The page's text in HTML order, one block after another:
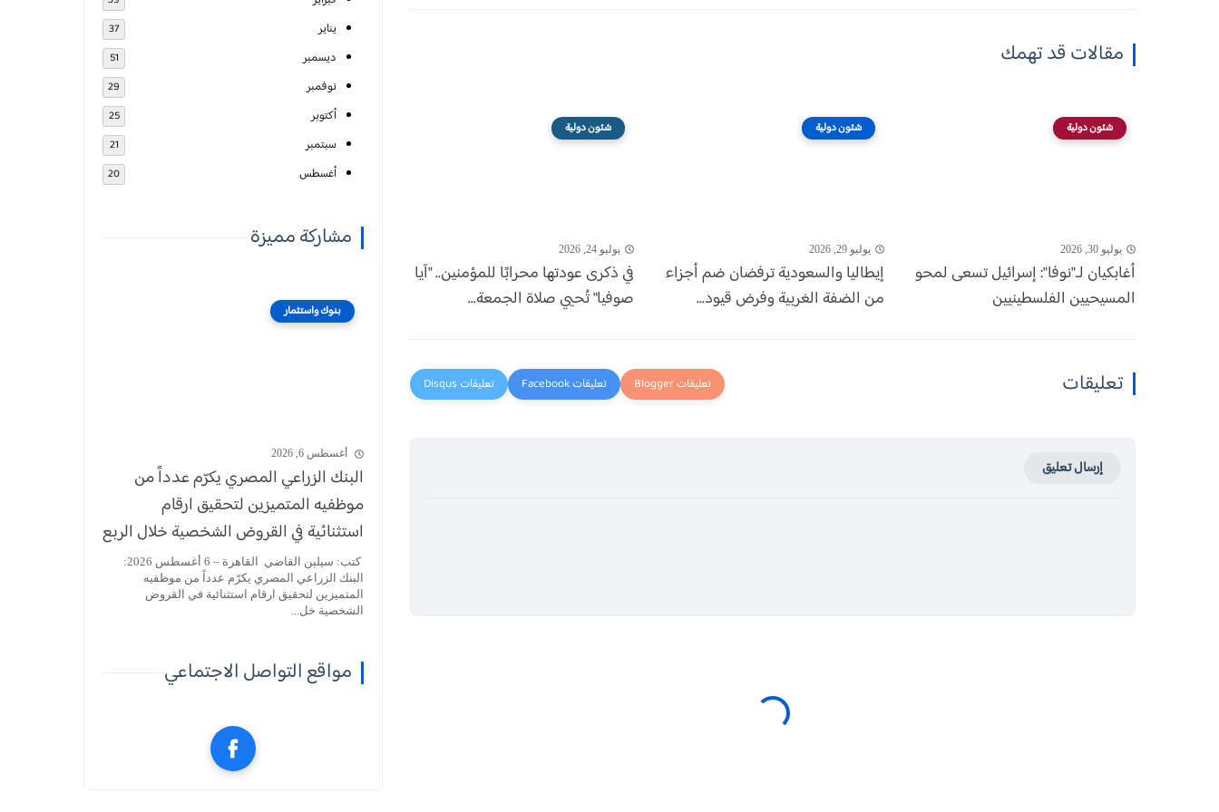
مقالات قد تهمك
شئون دولية
يوليو 30, 2026
أغابكيان لـ"نوفا": إسرائيل تسعى لمحو
المسيحيين الفلسطينيين
شئون دولية
يوليو 29, 2026
إيطاليا والسعودية ترفضان ضم أجزاء
من الضفة الغربية وفرض قيود...
شئون دولية
يوليو 24, 2026
في ذكرى عودتها محرابًا للمؤمنين.. "آيا
صوفيا" تُحيي صلاة الجمعة...
تعليقات
إرسال تعليق
يناير 37
ديسمبر 51
نوفمبر 29
أكتوبر 25
سبتمبر 21
أغسطس 20
مشاركة مميزة
بنوك واستثمار
أغسطس 6, 2026
البنك الزراعي المصري يكرّم عدداً من
موظفيه المتميزين لتحقيق ارقام
استثنائية في القروض الشخصية خلال الربع
الأول من 2026
كتب: سيلين القاضي القاهرة – 6 أغسطس 2026:
البنك الزراعي المصري يكرّم عدداً من موظفيه
المتميزين لتحقيق ارقام استثنائية في القروض
الشخصية خل...
مواقع التواصل الاجتماعي